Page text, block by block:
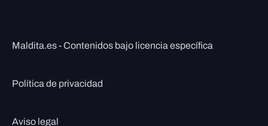
Maldita.es - Contenidos bajo licencia específica
Política de privacidad
Aviso legal